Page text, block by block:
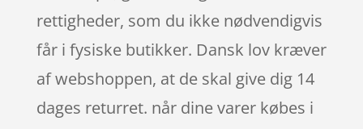
rettigheder, som du ikke nødvendigvis
får i fysiske butikker. Dansk lov kræver
af webshoppen, at de skal give dig 14
dages returret. når dine varer købes i